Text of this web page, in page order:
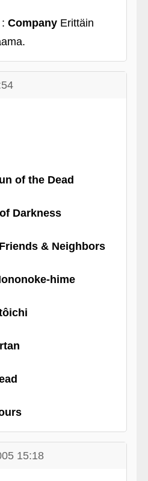
CompanyErittäin
of the Dead
Darkness
& Neighbors
hime
15:18